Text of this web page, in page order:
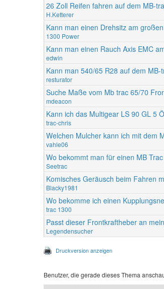
26 Zoll Reifen fahren auf dem MB-
H.Ketterer
Kann man einen Drehsitz am
1300 Power
Kann man einen Rauch Axis EMC
edwin
Kann man 540/65 R28 auf dem
resturator
Suche Maße vom Mb trac 65/70
mdeacon
Kann ich das Multigear LS 90 GL 5
trac-chris
Welchen Mulcher kann ich mit dem
vahle06
Wo bekommt man für einen MB
Seetrac
Komisches Geräusch beim Fahren
Blacky1981
Wo bekomme ich einen
trac 1300
Passt dieser Frontkraftheber an
Legendensucher
Druckversion anzeigen
Benutzer, die gerade dieses Thema